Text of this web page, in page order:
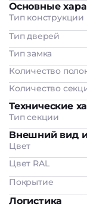
Основные
Тип конструкции
Тип дверей
Тип замка
Количество
Количество
Технические
Тип секции
Внешний вид
Цвет
Цвет RAL
Покрытие
Логистика